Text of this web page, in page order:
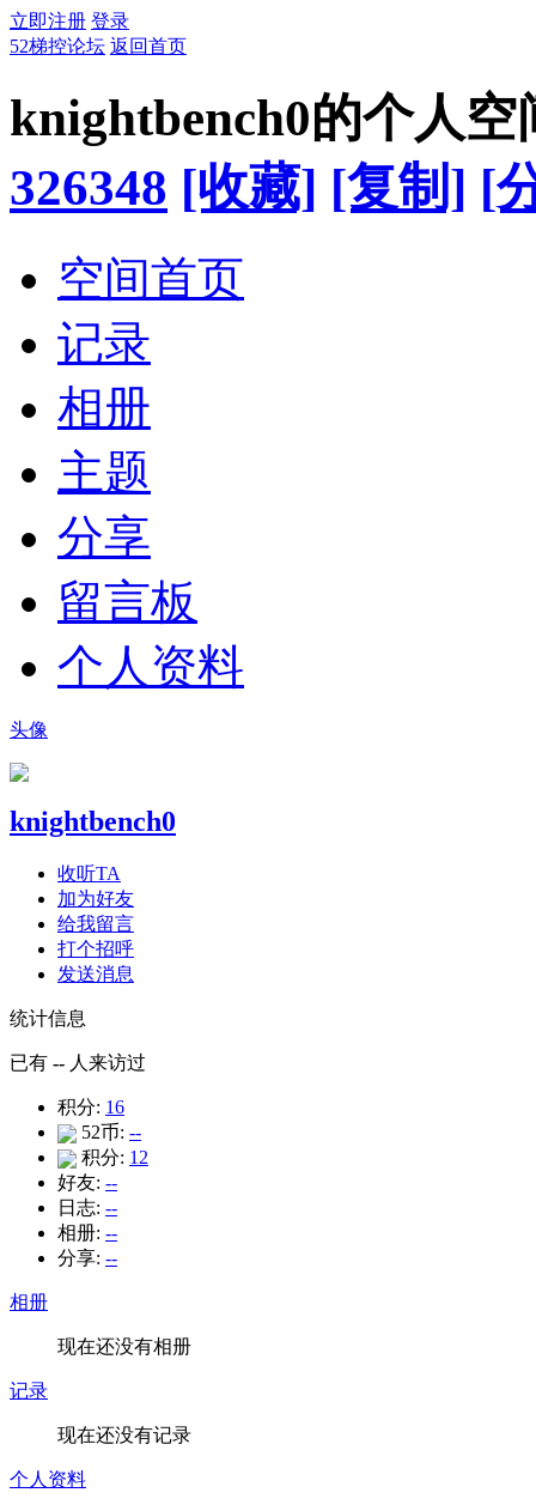
立即注册 登录
52梯控论坛 返回首页
knightbench0的个人空
326348 [收藏] [复制] [
空间首页
记录
相册
主题
分享
留言板
个人资料
头像
knightbench0
收听TA
加为好友
给我留言
打个招呼
发送消息
统计信息
已有 -- 人来访过
积分: 16
52币: --
积分: 12
好友: --
日志: --
相册: --
分享: --
相册
现在还没有相册
记录
现在还没有记录
个人资料